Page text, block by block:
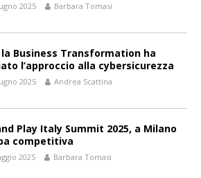
2025 Barbara Tomasi
la Business Transformation ha
l’approccio alla cybersicurezza
2025 Andrea Scattina
Play Italy Summit 2025, a Milano
competitiva
2025 Barbara Tomasi